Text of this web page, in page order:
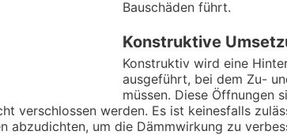
Bauschäden führt.
Konstruktive
Konstruktiv wird eine
ausgeführt, bei dem Zu-
müssen. Diese Öffnungen
verschlossen werden. Es ist keinesfalls
abzudichten, um die Dämmwirkung zu